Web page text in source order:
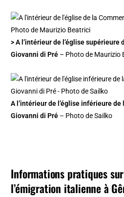
> A l’intérieur de l’église supérieure
Giovanni di Pré – Photo de Maurizio
A l’intérieur de l’église inférieure de
Giovanni di Pré – Photo de Sailko
Informations pratiques
l’émigration italienne à